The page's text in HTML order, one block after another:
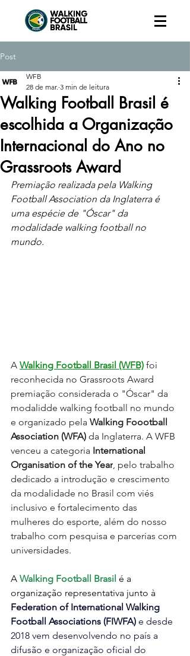
Post
Walking Football Brasil é
escolhida a Organização
Internacional do Ano no
Grassroots Award
WFB
28 de mar. 3 min de leitura
Premiação realizada pela Walking
Football Association da Inglaterra é
uma espécie de "Óscar" da
modalidade walking football no
mundo.
A Walking Football Brasil (WFB) foi
reconhecida no Grassroots Award
premiação considerada o "Óscar" da
modalidde walking football no mundo
e organizado pela Walking Foootball
Association (WFA) da Inglaterra. A WFB
venceu a categoria International
Organisation of the Year , pelo trabalho
dedicado a introdução e crescimento
da modalidade no Brasil com viés
inclusivo e fortalecimento das
mulheres do esporte, além do nosso
trabalho com pesquisa e parcerias com
universidades.
A Walking Football Brasil é a
organização representativa junto à
Federation of International Walking
Football Associations (FIWFA) e desde
2018 vem desenvolvendo no país a
difusão e organização oficial do